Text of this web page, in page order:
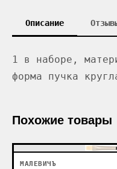
Описание
1 в наборе,
форма пучка
Похожие товары
МАЛЕВИЧЪ